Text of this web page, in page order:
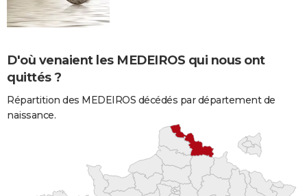
D'où venaient les MEDEIROS qui nous ont
quittés ?
Répartition des MEDEIROS décédés par département de
naissance.